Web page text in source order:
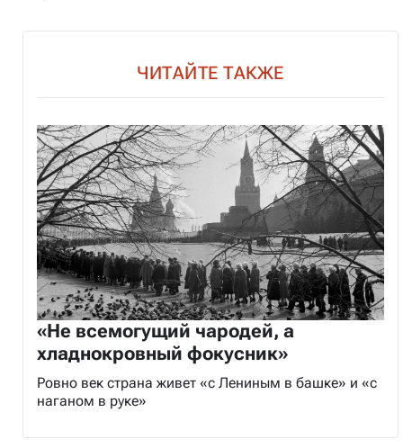
ЧИТАЙТЕ ТАКЖЕ
«Не всемогущий чародей, а
хладнокровный фокусник»
Ровно век страна живет «с Лениным в башке» и «с
наганом в руке»